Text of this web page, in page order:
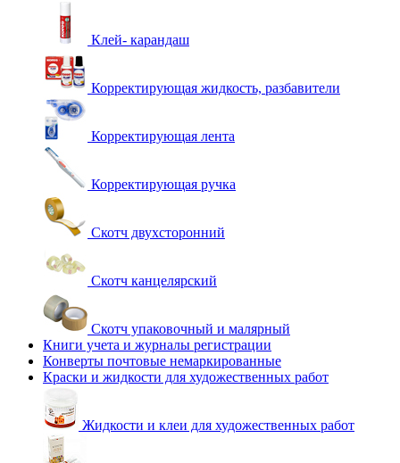
Клей- карандаш
Корректирующая жидкость, разбавители
Корректирующая лента
Корректирующая ручка
Скотч двухсторонний
Скотч канцелярский
Скотч упаковочный и малярный
Книги учета и журналы регистрации
Конверты почтовые немаркированные
Краски и жидкости для художественных работ
Жидкости и клеи для художественных работ